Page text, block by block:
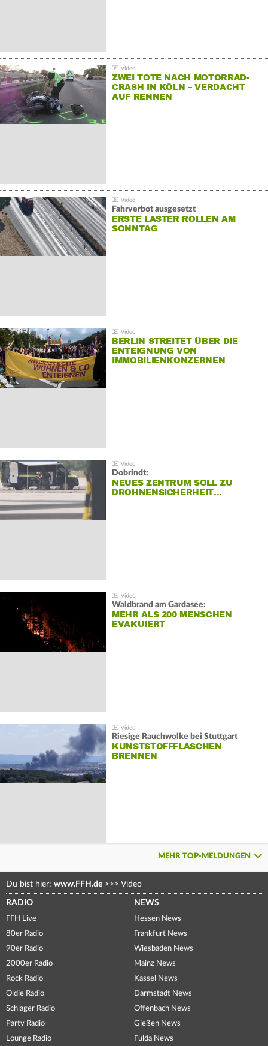
ZWEI TOTE NACH MOTORRAD-
CRASH IN KÖLN – VERDACHT
AUF RENNEN
Fahrverbot ausgesetzt
ERSTE LASTER ROLLEN AM
SONNTAG
BERLIN STREITET ÜBER DIE
ENTEIGNUNG VON
IMMOBILIENKONZERNEN
Dobrindt:
NEUES ZENTRUM SOLL ZU
DROHNENSICHERHEIT…
Waldbrand am Gardasee:
MEHR ALS 200 MENSCHEN
EVAKUIERT
Riesige Rauchwolke bei Stuttgart
KUNSTSTOFFFLASCHEN
BRENNEN
MEHR TOP-MELDUNGEN
Du bist hier: www.FFH.de >>> Video
RADIO
FFH Live
80er Radio
90er Radio
2000er Radio
Rock Radio
Oldie Radio
Schlager Radio
Party Radio
Lounge Radio
NEWS
Hessen News
Frankfurt News
Wiesbaden News
Mainz News
Kassel News
Darmstadt News
Offenbach News
Gießen News
Fulda News